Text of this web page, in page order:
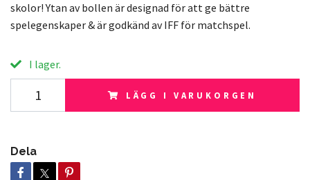
skolor! Ytan av bollen är designad för att ge bättre
spelegenskaper & är godkänd av IFF för matchspel.
I lager.
LÄGG I VARUKORGEN
Dela